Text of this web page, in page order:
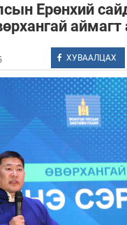
Ерөнхий
ХУВААЛЦАХ